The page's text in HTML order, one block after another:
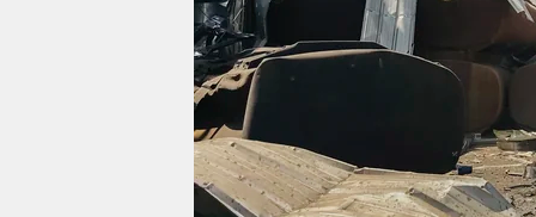
fragen & hilfe
unterstützen
abo
genossenschaft